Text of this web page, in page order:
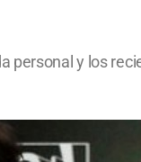
personal y los